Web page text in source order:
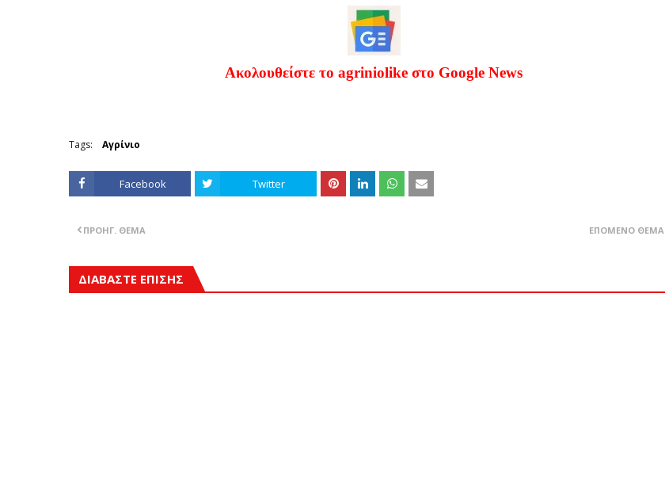
Ακολουθείστε το agriniolike στο Google News
Tags: Αγρίνιο
Facebook Twitter
ΕΠΌΜΕΝΟ ΘΈΜΑ
ΠΡΟΗΓ. ΘΈΜΑ
ΔΙΑΒΑΣΤΕ ΕΠΙΣΗΣ